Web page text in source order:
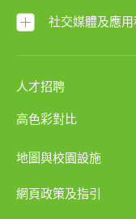
社交媒體及應
人才招聘
高色彩對比
地圖與校園設施
網頁政策及指引